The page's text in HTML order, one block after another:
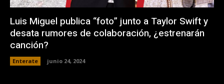
Luis Miguel publica “foto” junto a Taylor Swift y
desata rumores de colaboración, ¿estrenarán
canción?
Enterate junio 24, 2024